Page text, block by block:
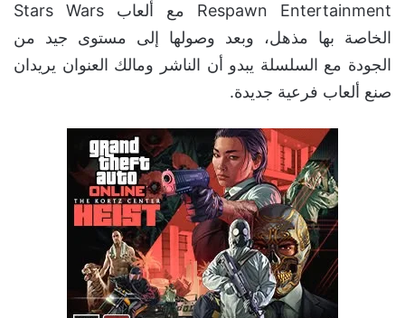
Respawn Entertainment مع ألعاب Stars Wars
الخاصة بها مذهل، وبعد وصولها إلى مستوى جيد من
الجودة مع السلسلة يبدو أن الناشر ومالك العنوان يريدان
صنع ألعاب فرعية جديدة.